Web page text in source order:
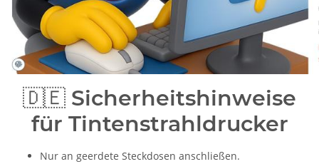
🇩🇪 Sicherheitshinweise
für Tintenstrahldrucker
Nur an geerdete Steckdosen anschließen.